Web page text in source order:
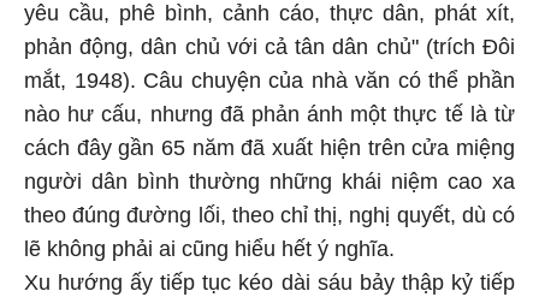
yêu cầu, phê bình, cảnh cáo, thực dân, phát xít,
phản động, dân chủ với cả tân dân chủ" (trích Đôi
mắt, 1948). Câu chuyện của nhà văn có thể phần
nào hư cấu, nhưng đã phản ánh một thực tế là từ
cách đây gần 65 năm đã xuất hiện trên cửa miệng
người dân bình thường những khái niệm cao xa
theo đúng đường lối, theo chỉ thị, nghị quyết, dù có
lẽ không phải ai cũng hiểu hết ý nghĩa.
Xu hướng ấy tiếp tục kéo dài sáu bảy thập kỷ tiếp